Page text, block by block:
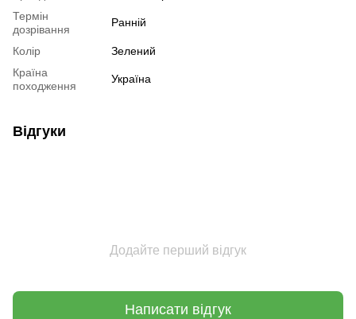
Термін
дозрівання
Ранній
Колір
Зелений
Країна
походження
Україна
Відгуки
Додайте перший відгук
Написати відгук